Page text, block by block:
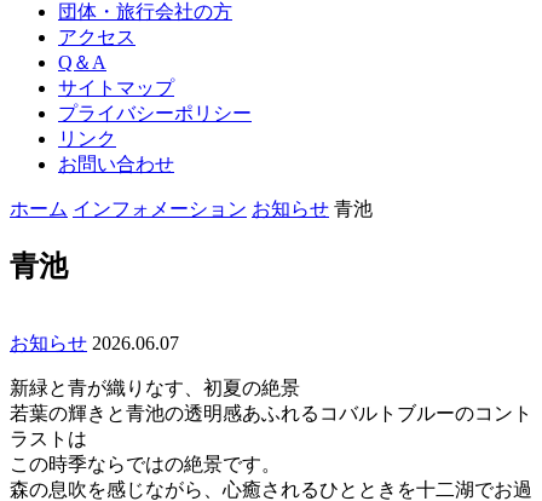
団体・旅行会社の方
アクセス
Q＆A
サイトマップ
プライバシーポリシー
リンク
お問い合わせ
ホーム インフォメーション お知らせ 青池
青池
お知らせ 2026.06.07
新緑と青が織りなす、初夏の絶景
若葉の輝きと青池の透明感あふれるコバルトブルーのコント
ラストは
この時季ならではの絶景です。
森の息吹を感じながら、心癒されるひとときを十二湖でお過